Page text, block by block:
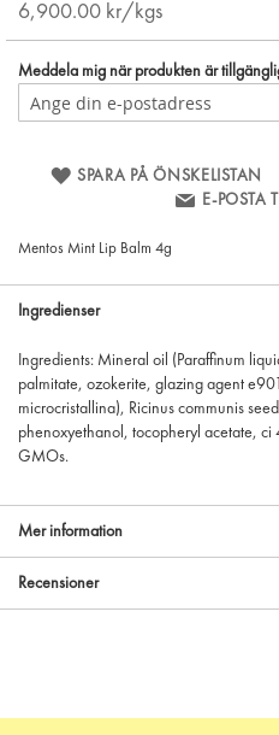
6,900.00 kr/kgs
Meddela mig när produkten är
SPARA PÅ ÖNSKELISTAN
E-POSTA
Mentos Mint Lip Balm 4g
Ingredienser
Ingredients: Mineral oil (Paraffinum
palmitate, ozokerite, glazing agent
microcristallina), Ricinus communis
phenoxyethanol, tocopheryl acetate,
GMOs.
Mer information
Recensioner